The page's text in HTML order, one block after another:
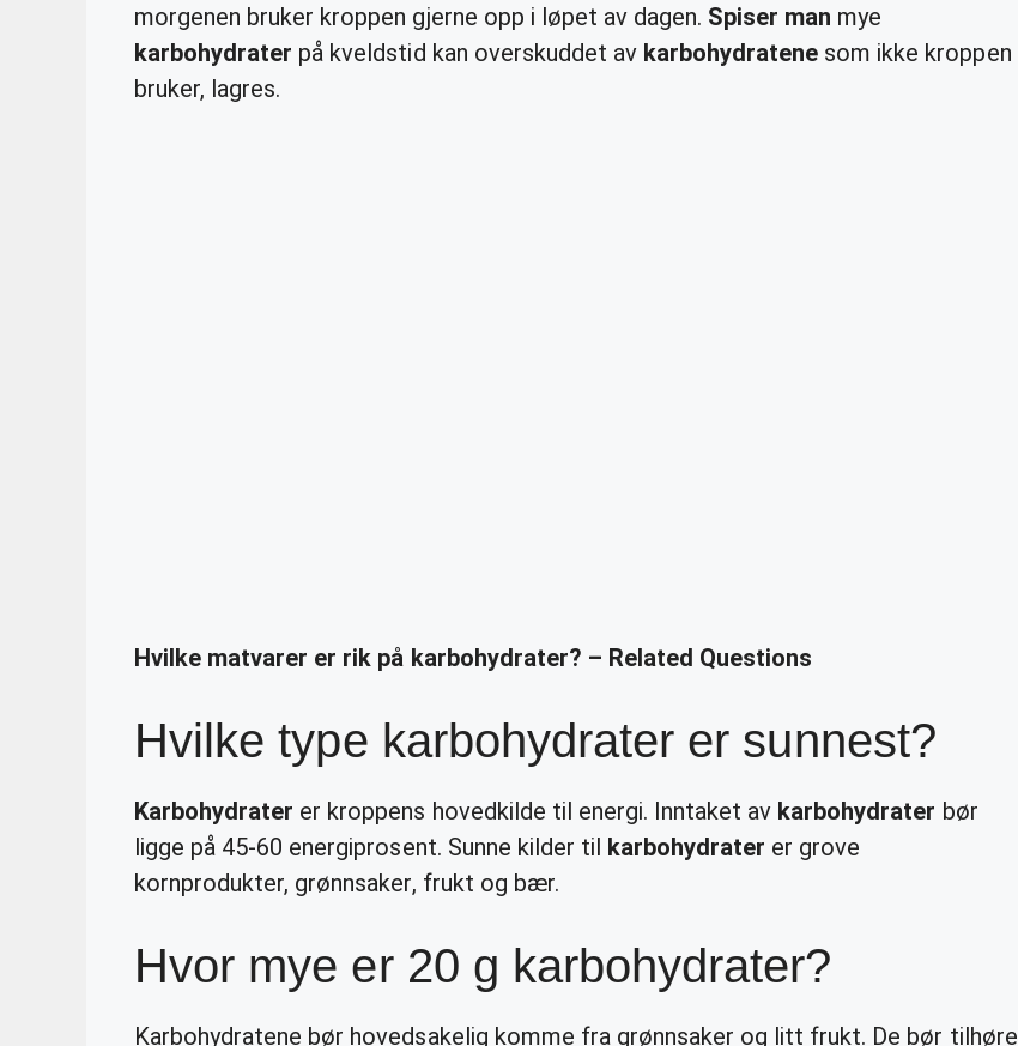
morgenen bruker kroppen gjerne opp i løpet av dagen. Spiser man mye
karbohydrater på kveldstid kan overskuddet av karbohydratene som ikke kroppen
bruker, lagres.
Hvilke matvarer er rik på karbohydrater? – Related Questions
Hvilke type karbohydrater er sunnest?
Karbohydrater er kroppens hovedkilde til energi. Inntaket av karbohydrater bør
ligge på 45-60 energiprosent. Sunne kilder til karbohydrater er grove
kornprodukter, grønnsaker, frukt og bær.
Hvor mye er 20 g karbohydrater?
Karbohydratene bør hovedsakelig komme fra grønnsaker og litt frukt. De bør tilhøre